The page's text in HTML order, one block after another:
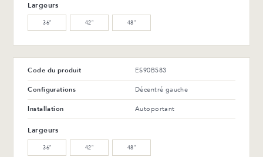
Largeurs
36″ 42″ 48″
Code du produit ES90B583
Configurations Décentré gauche
Installation Autoportant
Largeurs
36″ 42″ 48″